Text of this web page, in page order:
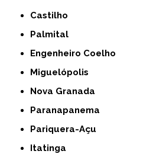
Castilho
Palmital
Engenheiro Coelho
Miguelópolis
Nova Granada
Paranapanema
Pariquera-Açu
Itatinga